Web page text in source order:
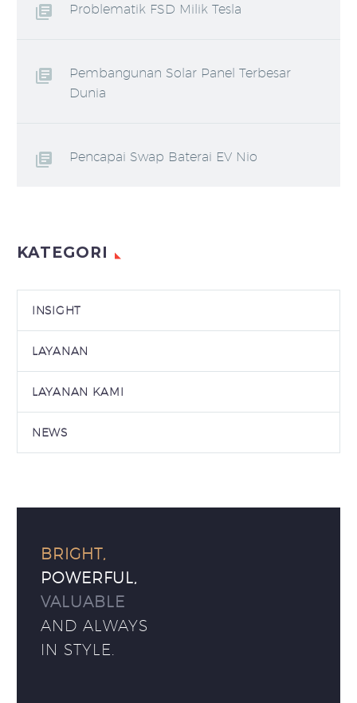
Problematik FSD Milik Tesla
Pembangunan Solar Panel Terbesar
Dunia
Pencapai Swap Baterai EV Nio
KATEGORI
INSIGHT
LAYANAN
LAYANAN KAMI
NEWS
BRIGHT,
POWERFUL,
VALUABLE
AND ALWAYS
IN STYLE.